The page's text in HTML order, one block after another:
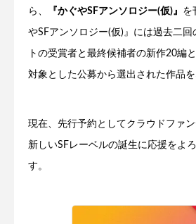
ら、 『かぐやSFアンソロジー(仮)』 を
やSFアンソロジー(仮)』には過去二回
トの受賞者と最終候補者の新作20編
対象とした公募から選出された作品を
現在、先行予約としてクラウドファン
新しいSFレーベルの誕生に応援をよ
す。